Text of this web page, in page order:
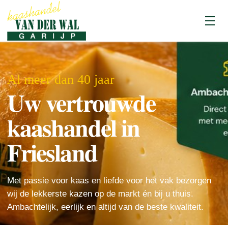
Al meer dan 40 jaar
Uw vertrouwde
kaashandel in
Friesland
Met passie voor kaas en liefde voor het vak bezorgen
wij de lekkerste kazen op de markt én bij u thuis.
Ambachtelijk, eerlijk en altijd van de beste kwaliteit.